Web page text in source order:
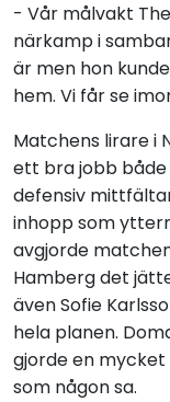
- Vår målvakt
närkamp i
är men hon
hem. Vi får se
Matchens lirare i
ett bra jobb
defensiv
inhopp som
avgjorde
Hamberg det
även Sofie
hela planen.
gjorde en mycket
som någon sa.